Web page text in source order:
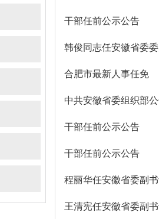
干部任前公示公告
韩俊同志任安徽省委
合肥市最新人事任免
中共安徽省委组织部
干部任前公示公告
干部任前公示公告
程丽华任安徽省委副
王清宪任安徽省委副